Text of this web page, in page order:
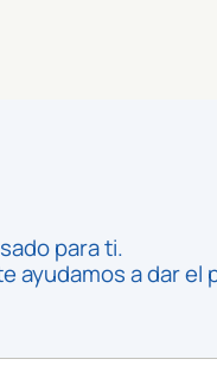
para ti.
ayudamos a dar el